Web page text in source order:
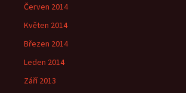
Červen 2014
Květen 2014
Březen 2014
Leden 2014
Září 2013